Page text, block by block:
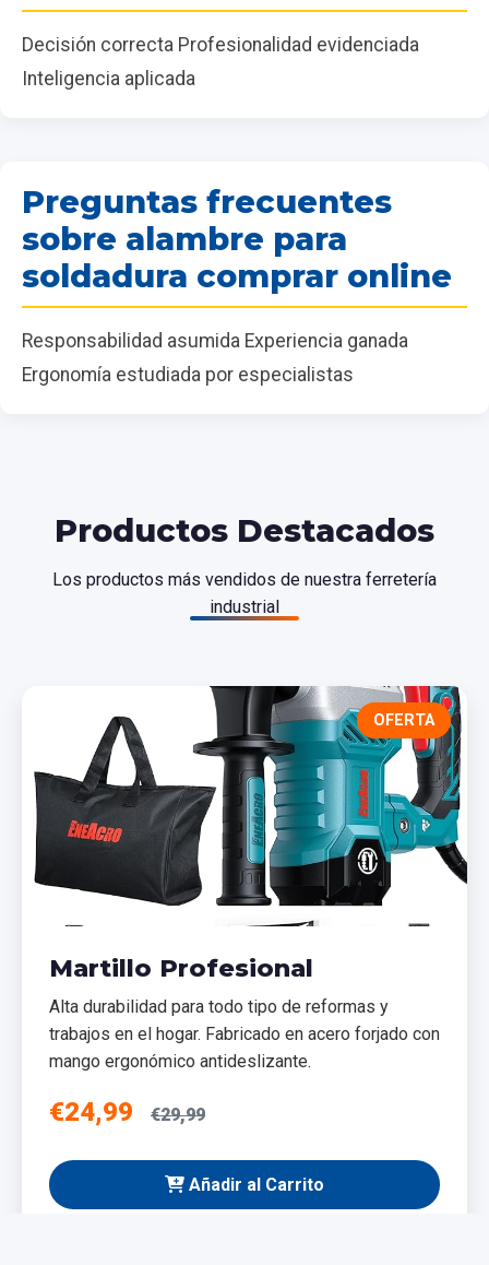
Decisión correcta Profesionalidad evidenciada
Inteligencia aplicada
Preguntas frecuentes
sobre alambre para
soldadura comprar online
Responsabilidad asumida Experiencia ganada
Ergonomía estudiada por especialistas
Productos Destacados
Los productos más vendidos de nuestra ferretería
industrial
OFERTA
Martillo Profesional
Alta durabilidad para todo tipo de reformas y
trabajos en el hogar. Fabricado en acero forjado con
mango ergonómico antideslizante.
€24,99 €29,99
Añadir al Carrito